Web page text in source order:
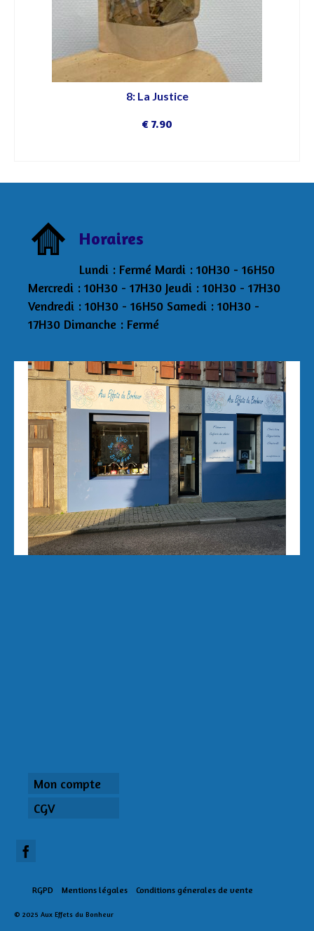
8: La Justice
€ 7.90
Horaires
Lundi : Fermé Mardi : 10H30 - 16H50
Mercredi : 10H30 - 17H30 Jeudi : 10H30 - 17H30
Vendredi : 10H30 - 16H50 Samedi : 10H30 -
17H30 Dimanche : Fermé
Aux Effets du Bonheur Laetitia Pertriaux 3 rue
de la Tour 29870 Lannilis 06/43/34/20/40
auxeffetsdubonheur@kmel.bzh
Mon compte
CGV
RGPD Mentions légales Conditions génerales de vente
© 2025 Aux Effets du Bonheur